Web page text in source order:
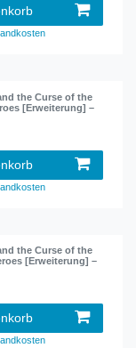
the Curse of the
[Erweiterung] –
the Curse of the
[Erweiterung] –